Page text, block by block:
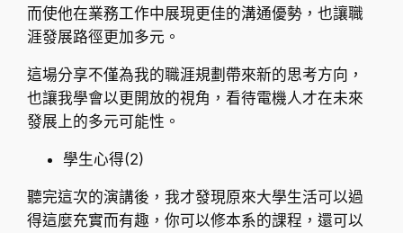
而使他在業務工作中展現更佳的溝通優勢，也讓職
涯發展路徑更加多元。
這場分享不僅為我的職涯規劃帶來新的思考方向，
也讓我學會以更開放的視角，看待電機人才在未來
發展上的多元可能性。
學生心得(2)
聽完這次的演講後，我才發現原來大學生活可以過
得這麼充實而有趣，你可以修本系的課程，還可以